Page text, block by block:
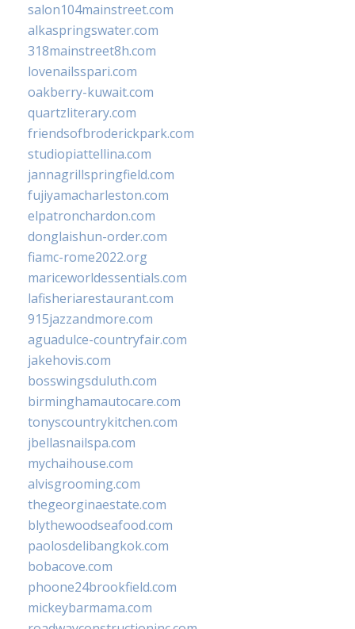
salon104mainstreet.com
alkaspringswater.com
318mainstreet8h.com
lovenailsspari.com
oakberry-kuwait.com
quartzliterary.com
friendsofbroderickpark.com
studiopiattellina.com
jannagrillspringfield.com
fujiyamacharleston.com
elpatronchardon.com
donglaishun-order.com
fiamc-rome2022.org
mariceworldessentials.com
lafisheriarestaurant.com
915jazzandmore.com
aguadulce-countryfair.com
jakehovis.com
bosswingsduluth.com
birminghamautocare.com
tonyscountrykitchen.com
jbellasnailspa.com
mychaihouse.com
alvisgrooming.com
thegeorginaestate.com
blythewoodseafood.com
paolosdelibangkok.com
bobacove.com
phoone24brookfield.com
mickeybarmama.com